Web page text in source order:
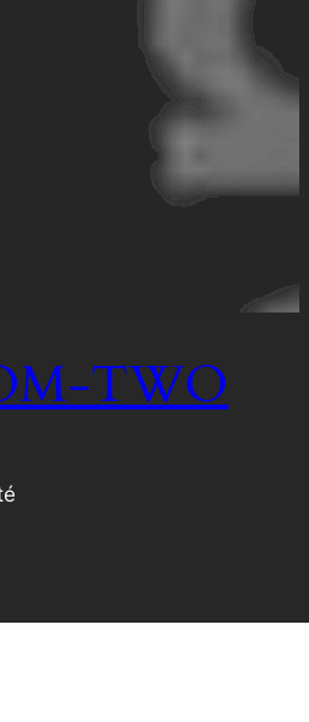
TWO